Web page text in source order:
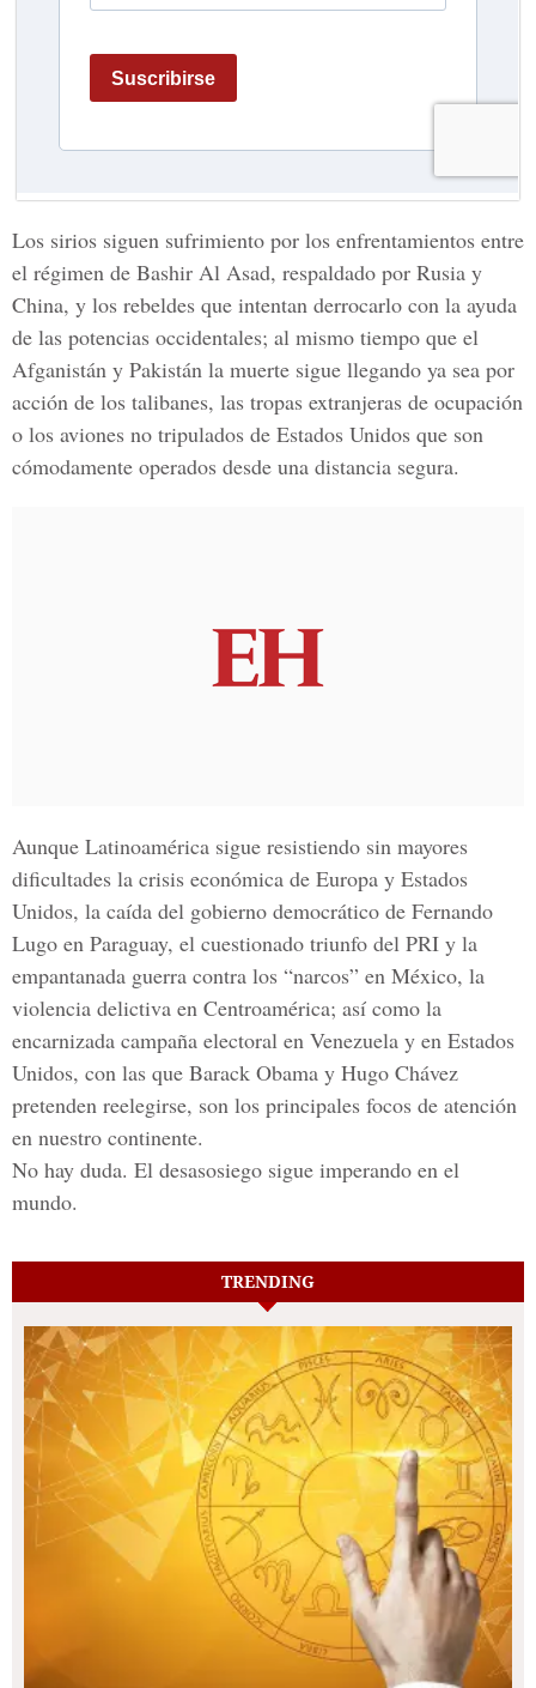
Los sirios siguen sufrimiento por los enfrentamientos entre
el régimen de Bashir Al Asad, respaldado por Rusia y
China, y los rebeldes que intentan derrocarlo con la ayuda
de las potencias occidentales; al mismo tiempo que el
Afganistán y Pakistán la muerte sigue llegando ya sea por
acción de los talibanes, las tropas extranjeras de ocupación
o los aviones no tripulados de Estados Unidos que son
cómodamente operados desde una distancia segura.
Aunque Latinoamérica sigue resistiendo sin mayores
dificultades la crisis económica de Europa y Estados
Unidos, la caída del gobierno democrático de Fernando
Lugo en Paraguay, el cuestionado triunfo del PRI y la
empantanada guerra contra los “narcos” en México, la
violencia delictiva en Centroamérica; así como la
encarnizada campaña electoral en Venezuela y en Estados
Unidos, con las que Barack Obama y Hugo Chávez
pretenden reelegirse, son los principales focos de atención
en nuestro continente.
No hay duda. El desasosiego sigue imperando en el
mundo.
TRENDING